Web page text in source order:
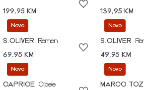
199,95 KM
139,95 KM
Novo
S.OLIVER
Remen
69,95 KM
Novo
S.OLIVER
49,95 KM
Novo
CAPRICE Cipele
Novo
MARCO